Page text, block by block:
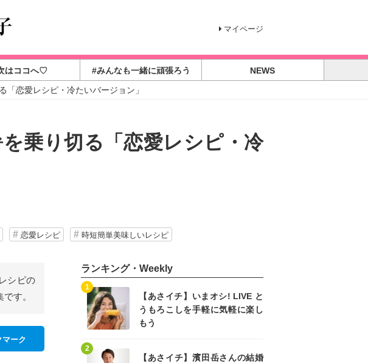
マイページ
はココへ♡ #みんなも一緒に頑張ろう
NEWS
「恋愛レシピ・冷たいバージョン」
乗り切る「恋愛レシピ・冷
恋愛レシピ 時短簡単美味しいレシピ
シピの
す。
マーク
ランキング・Weekly
【あさイチ】いまオシ! LIVE と
うもろこしを手軽に気軽に楽し
もう
1
【あさイチ】濱田岳さんの結婚
2